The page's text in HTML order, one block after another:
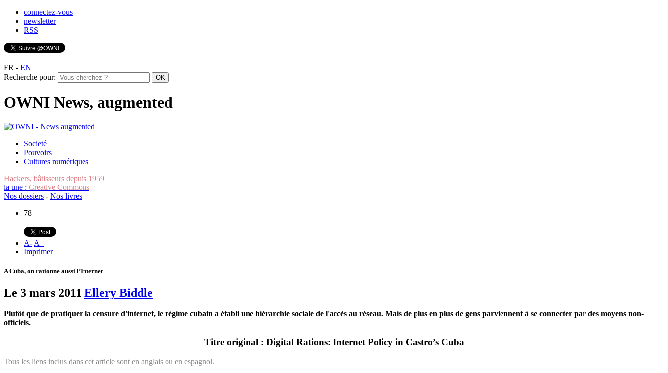
connectez-vous
newsletter
RSS
FR - EN
Recherche pour:
OWNI News, augmented
Societé
Pouvoirs
Cultures numériques
Hackers, bâtisseurs depuis 1959
la une : Creative Commons
Nos dossiers - Nos livres
78
A- A+
Imprimer
A Cuba, on rationne aussi l’Internet
Le 3 mars 2011 Ellery Biddle
Plutôt que de pratiquer la censure d'internet, le régime cubain a établi une hiérarchie sociale de l'accès au réseau. Mais de plus en plus de gens parviennent à se connecter par des moyens non-
officiels.
Titre original : Digital Rations: Internet Policy in Castro’s Cuba
Tous les liens inclus dans cet article sont en anglais ou en espagnol.